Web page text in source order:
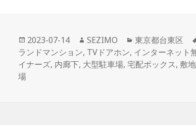
投
稿
日:
2023-07-14
作
成
者
SEZIMO
カ
テ
ゴ
東京都台東区
ランドマンション, TVドアホン, インターネット
イナーズ, 内廊下, 大型駐車場,宅配ボックス, 敷
場